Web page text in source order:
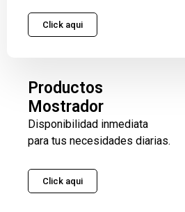
Click aqui
Productos
Mostrador
Disponibilidad inmediata
para tus necesidades diarias.
Click aqui